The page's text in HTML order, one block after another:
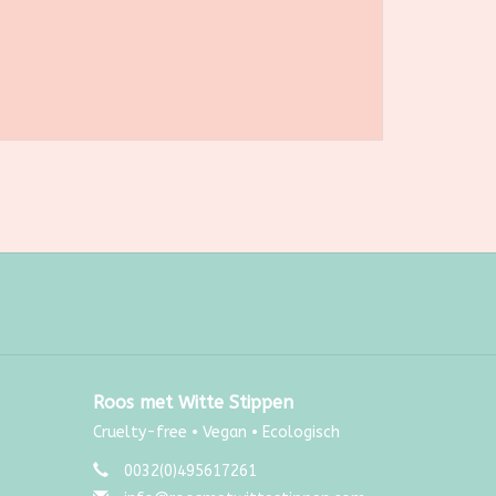
Roos met Witte Stippen
Cruelty-free • Vegan • Ecologisch
0032(0)495617261